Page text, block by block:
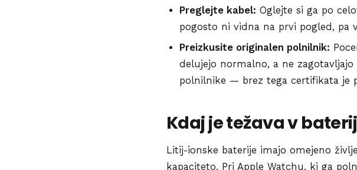
Preglejte kabel: Oglejte si ga po
pogosto ni vidna na prvi pogled, pa
Preizkusite originalen polnilnik:
delujejo normalno, a ne
polnilnike — brez tega certifikata je
Kdaj je težava v
Litij-ionske baterije imajo omejeno
kapaciteto. Pri Apple Watchu, ki ga